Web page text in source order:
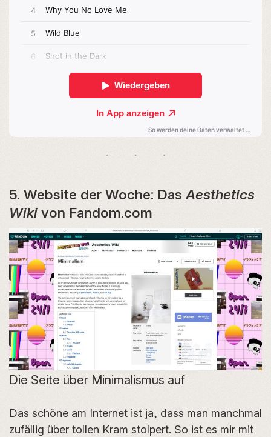
5. Website der Woche: Das Aesthetics
Wiki von Fandom.com
Die Seite über Minimalismus auf
Das schöne am Internet ist ja, dass man manchmal
zufällig über tollen Kram stolpert. So ist es mir mit